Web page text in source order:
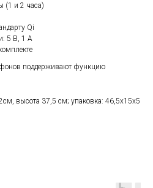
(1 и 2 часа)
Qi
5 В, 1 А
поддерживают функцию
высота 37,5 см; упаковка: 46,5х15х5